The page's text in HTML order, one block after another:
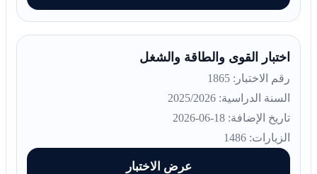
اختبار القوى والطاقة والشغل
رقم الاختبار: 1865
السنة الدراسية: 2025/2026
تاريخ الإضافة: 18-06-2026
الزيارات: 1486
عرض الاختبار